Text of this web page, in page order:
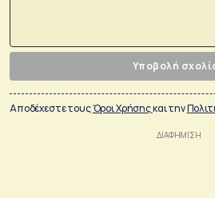
Υποβολή
Αποδέχεστε τουςΌροι Χρήσηςκαι την